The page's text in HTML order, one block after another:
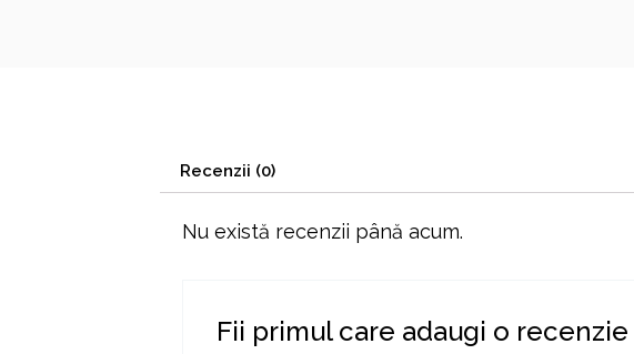
Recenzii (0)
Nu există recenzii până acum.
Fii primul care adaugi o